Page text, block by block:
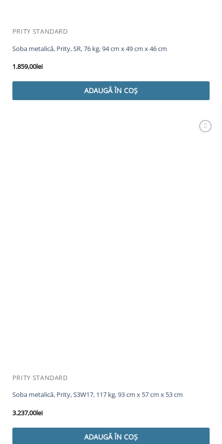
PRITY STANDARD
Soba metalică, Prity, SR, 76 kg, 94 cm x 49 cm x 46 cm
1.859,00lei
ADAUGĂ ÎN COȘ
PRITY STANDARD
Soba metalică, Prity, S3W17, 117 kg, 93 cm x 57 cm x 53 cm
3.237,00lei
ADAUGĂ ÎN COȘ